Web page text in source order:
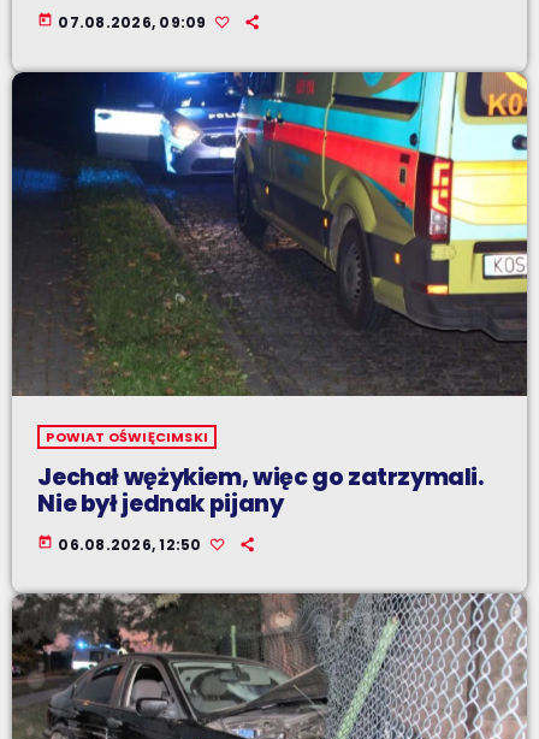
today 07.08.2026, 09:09
POWIAT OŚWIĘCIMSKI
Jechał wężykiem, więc go zatrzymali.
Nie był jednak pijany
today 06.08.2026, 12:50